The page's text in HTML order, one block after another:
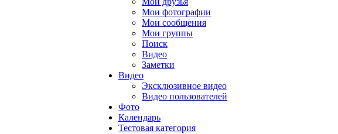
Мои фотографии
Мои сообщения
Мои группы
Поиск
Видео
Заметки
Видео
Эксклюзивное видео
Видео пользователей
Фото
Календарь
Тестовая категория